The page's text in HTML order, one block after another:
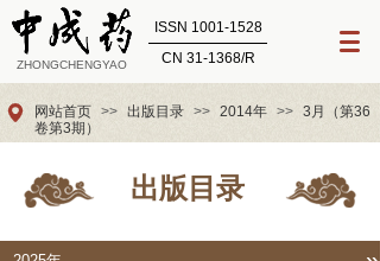
ISSN 1001-1528
ZHONGCHENGYAO CN 31-1368/R
网站首页 >> 出版目录 >> 2014年 >> 3月（第36
卷第3期）
出版目录